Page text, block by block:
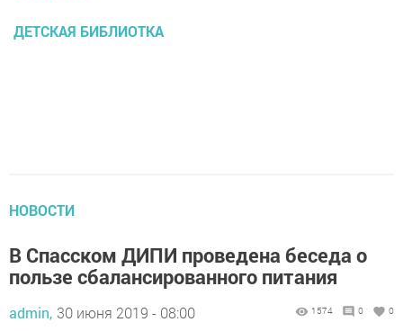
ДЕТСКАЯ БИБЛИОТКА
НОВОСТИ
В Спасском ДИПИ проведена беседа о
пользе сбалансированного питания
admin, 30 июня 2019 - 08:00 1574 0 0